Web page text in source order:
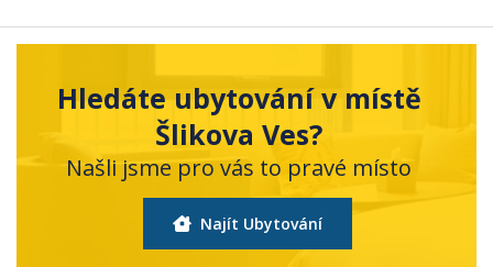
Hledáte ubytování v místě
Šlikova Ves?
Našli jsme pro vás to pravé místo
Najít Ubytování